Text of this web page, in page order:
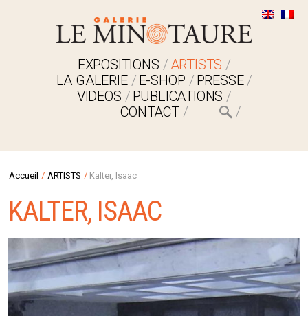
EXPOSITIONS
ARTISTS
LA GALERIE
E-SHOP
PRESSE
VIDEOS
PUBLICATIONS
CONTACT
Accueil / ARTISTS / Kalter, Isaac
KALTER, ISAAC